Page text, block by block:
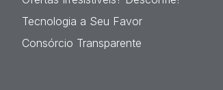
Tecnologia a Seu Favor
Consórcio Transparente